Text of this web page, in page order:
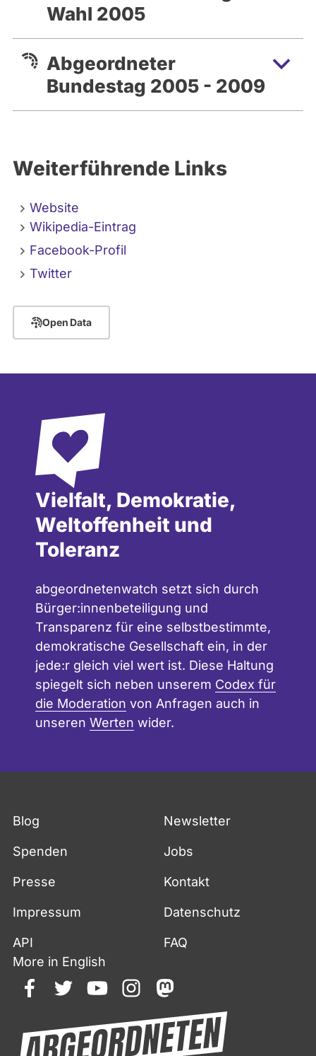
Wahl 2005
Abgeordneter
Bundestag 2005 - 2009
Weiterführende Links
Website
Wikipedia-Eintrag
Facebook-Profil
Twitter
Open Data
Vielfalt, Demokratie,
Weltoffenheit und
Toleranz
abgeordnetenwatch setzt sich durch
Bürger:innenbeteiligung und
Transparenz für eine selbstbestimmte,
demokratische Gesellschaft ein, in der
jede:r gleich viel wert ist. Diese Haltung
spiegelt sich neben unserem Codex für
die Moderation von Anfragen auch in
unseren Werten wider.
Blog Newsletter
Spenden Jobs
Presse Kontakt
Impressum Datenschutz
API
FAQ
More in English
facebooktwitteryoutubeinstagrammastodon